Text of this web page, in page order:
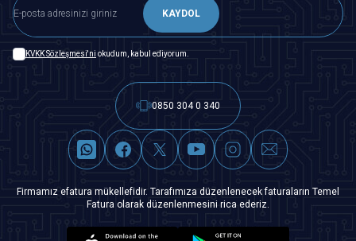
KAYDOL
KVKK Sözleşmesi'ni okudum, kabul ediyorum.
0850 304 0 340
Firmamız efatura mükellefidir. Tarafımıza düzenlenecek faturaların Temel
Fatura olarak düzenlenmesini rica ederiz.